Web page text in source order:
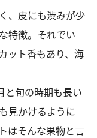
、皮にも渋みが少
特徴。それでい
ット香もあり、海
旬の時期も長い
見かけるように
はそんな果物と言